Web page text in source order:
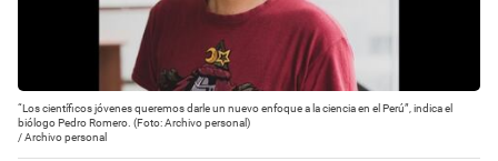
“Los científicos jóvenes queremos darle un nuevo enfoque a la ciencia en el Perú”, indica el
biólogo Pedro Romero. (Foto: Archivo personal)
/Archivo personal